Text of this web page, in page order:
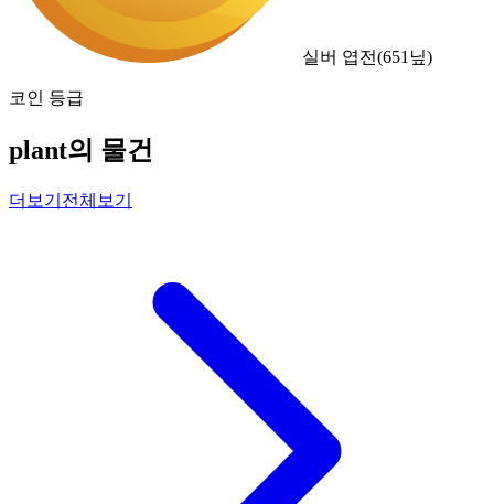
실버 엽전(651 닢)
코인 등급
plant의 물건
더보기 전체보기